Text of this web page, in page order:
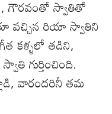
, గౌరవంతోస్వాతితో
వచ్చిన రియాస్వాతిని
కళ్ళలో తడిని,
స్వాతిగుర్తించింది.
, వారందరినీ తమ